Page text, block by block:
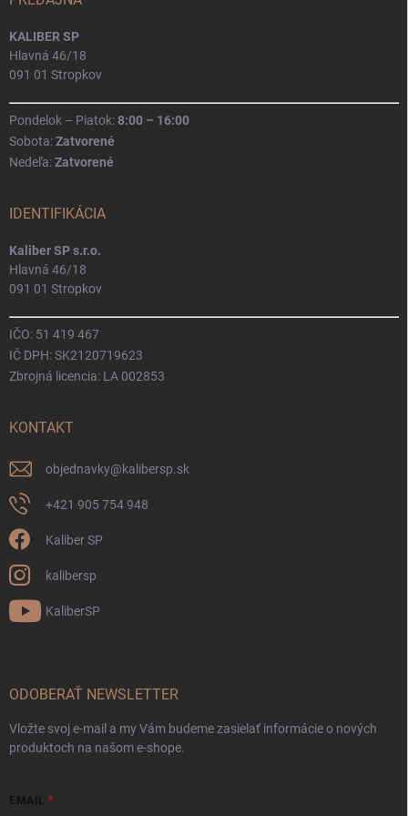
KALIBER SP
Hlavná 46/18
091 01 Stropkov
Pondelok – Piatok:8:00 – 16:00
Sobota:Zatvorené
Nedeľa:Zatvorené
IDENTIFIKÁCIA
Kaliber SP s.r.o.
Hlavná 46/18
091 01 Stropkov
IČO: 51 419 467
IČ DPH: SK2120719623
Zbrojná licencia: LA 002853
KONTAKT
objednavky@kalibersp.sk
+421 905 754 948
Kaliber SP
kalibersp
KaliberSP
ODOBERAŤ NEWSLETTER
Vložte svoj e-mail a my Vám budeme zasielať informácie o nových
produktoch na našom e-shope.
EMAIL